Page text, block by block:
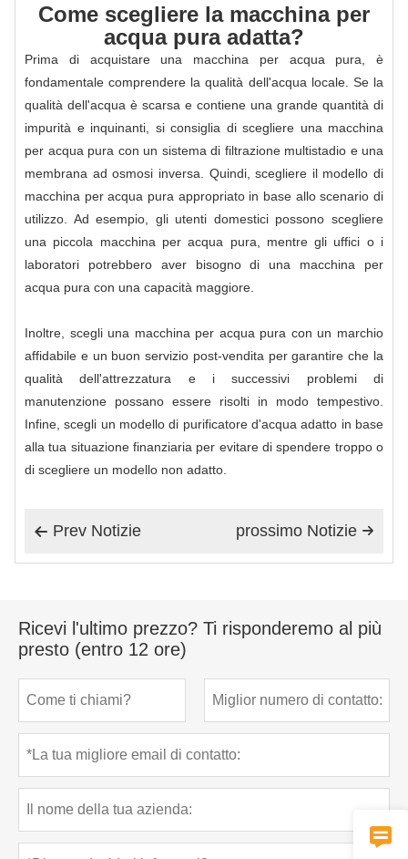
Come scegliere la macchina per
acqua pura adatta?
Prima di acquistare una macchina per acqua pura, è
fondamentale comprendere la qualità dell'acqua locale. Se la
qualità dell'acqua è scarsa e contiene una grande quantità di
impurità e inquinanti, si consiglia di scegliere una macchina
per acqua pura con un sistema di filtrazione multistadio e una
membrana ad osmosi inversa. Quindi, scegliere il modello di
macchina per acqua pura appropriato in base allo scenario di
utilizzo. Ad esempio, gli utenti domestici possono scegliere
una piccola macchina per acqua pura, mentre gli uffici o i
laboratori potrebbero aver bisogno di una macchina per
acqua pura con una capacità maggiore.
Inoltre, scegli una macchina per acqua pura con un marchio
affidabile e un buon servizio post-vendita per garantire che la
qualità dell'attrezzatura e i successivi problemi di
manutenzione possano essere risolti in modo tempestivo.
Infine, scegli un modello di purificatore d'acqua adatto in base
alla tua situazione finanziaria per evitare di spendere troppo o
di scegliere un modello non adatto.
 Prev Notizie 
prossimo Notizie
Ricevi l'ultimo prezzo? Ti risponderemo al più
presto (entro 12 ore)
